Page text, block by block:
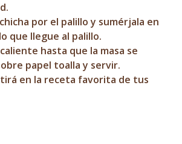
por el palillo y sumérjala en
que llegue al palillo.
hasta que la masa se
papel toalla y servir.
en la receta favorita de tus